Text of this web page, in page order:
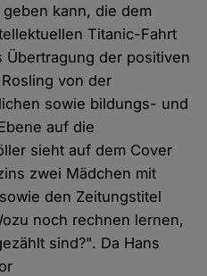
kann, die dem
Titanic-Fahrt
der positiven
von der
sowie bildungs- und
auf die
sieht auf dem Cover
zwei Mädchen mit
den Zeitungstitel
noch rechnen lernen,
sind?". Da Hans